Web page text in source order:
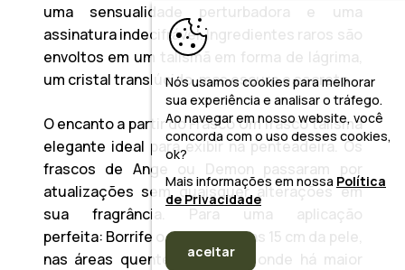
uma sensualidade perturbadora e uma
assinatura indecifrável. Ingredientes raros são
envoltos em um talismã em forma de lágrima,
um cristal translúcido, mas escuro e secreto.
O encanto a partir do FrascoUm frasco talismã
elegante ideal para exibir na penteadeira. Os
frascos de Ange ou Demon passaram por
atualizações sem quaisquer alterações em
sua fragrância. Para uma aplicação
perfeita: Borrife o perfume a uns 15 cm da pele,
nas áreas quentes do corpo onde há maior
Nós usamos cookies para melhorar
sua experiência e analisar o tráfego.
Ao navegar em nosso website, você
concorda com o uso desses cookies,
ok?
Mais informações em nossa Política
de Privacidade
aceitar